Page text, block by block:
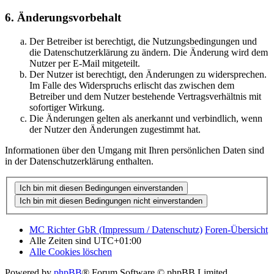
6. Änderungsvorbehalt
Der Betreiber ist berechtigt, die Nutzungsbedingungen und
die Datenschutzerklärung zu ändern. Die Änderung wird dem
Nutzer per E-Mail mitgeteilt.
Der Nutzer ist berechtigt, den Änderungen zu widersprechen.
Im Falle des Widerspruchs erlischt das zwischen dem
Betreiber und dem Nutzer bestehende Vertragsverhältnis mit
sofortiger Wirkung.
Die Änderungen gelten als anerkannt und verbindlich, wenn
der Nutzer den Änderungen zugestimmt hat.
Informationen über den Umgang mit Ihren persönlichen Daten sind
in der Datenschutzerklärung enthalten.
MC Richter GbR (Impressum / Datenschutz) Foren-Übersicht
Alle Zeiten sind UTC+01:00
Alle Cookies löschen